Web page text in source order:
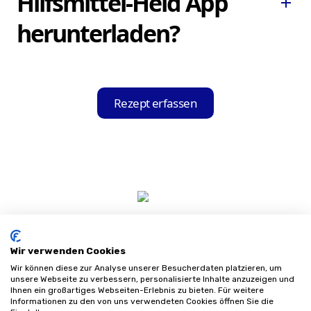
in Echtzeit.
herunterladen?
einfach und kostenfrei im Apple App Store
für iOS-Geräte oder im Google Play Store
Rezept erfassen
Wir verwenden Cookies
Wir können diese zur Analyse unserer Besucherdaten platzieren, um
unsere Webseite zu verbessern, personalisierte Inhalte anzuzeigen und
Ihnen ein großartiges Webseiten-Erlebnis zu bieten. Für weitere
Informationen zu den von uns verwendeten Cookies öffnen Sie die